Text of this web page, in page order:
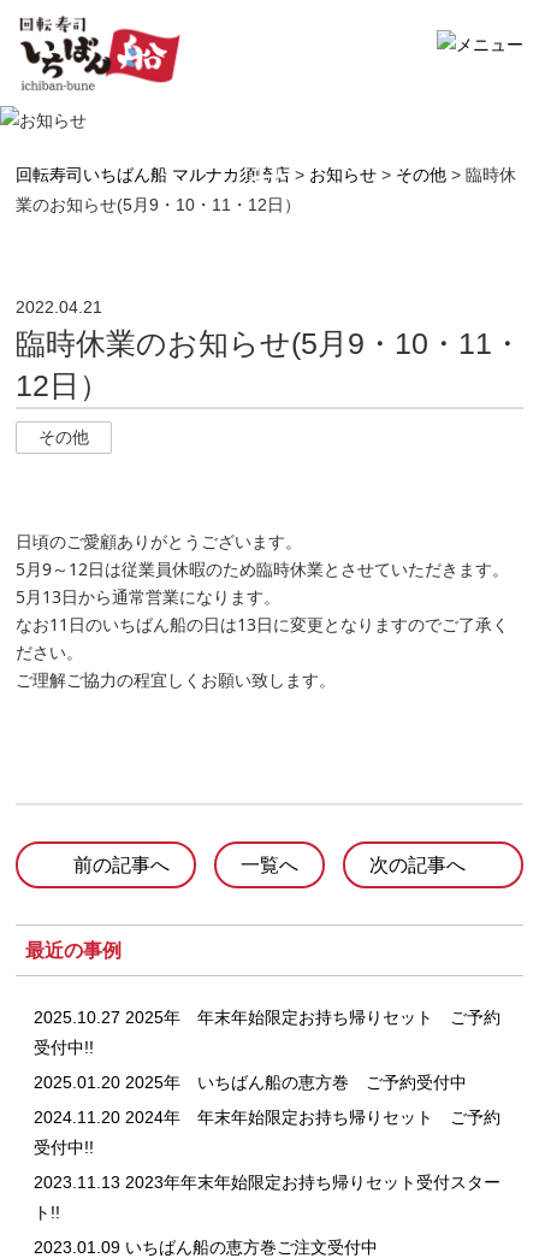
回転寿司いちばん船 マルナカ須崎店 > お知らせ > その他 >臨時休
業のお知らせ(5月9・10・11・12日）
2022.04.21
臨時休業のお知らせ(5月9・10・11・
12日）
その他
日頃のご愛顧ありがとうございます。
5月9～12日は従業員休暇のため臨時休業とさせていただきます。
5月13日から通常営業になります。
なお11日のいちばん船の日は13日に変更となりますのでご了承く
ださい。
ご理解ご協力の程宜しくお願い致します。
前の記事へ 一覧へ 次の記事へ
最近の事例
2025.10.27 2025年 年末年始限定お持ち帰りセット ご予約
受付中!!
2025.01.20 2025年 いちばん船の恵方巻 ご予約受付中
2024.11.20 2024年 年末年始限定お持ち帰りセット ご予約
受付中!!
2023.11.13 2023年年末年始限定お持ち帰りセット受付スター
ト!!
2023.01.09 いちばん船の恵方巻ご注文受付中